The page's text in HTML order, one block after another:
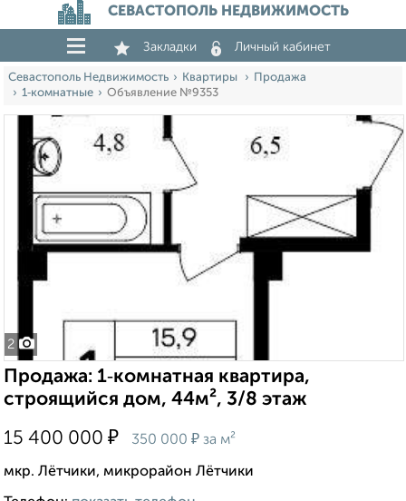
СЕВАСТОПОЛЬ НЕДВИЖИМОСТЬ
Закладки Личный кабинет
Севастополь Недвижимость Квартиры
Продажа
1‑комнатные
Объявление №9353
2
Продажа: 1‑комнатная квартира,
строящийся дом, 44м², 3/8 этаж
15 400 000 ₽ 350 000 ₽ за м²
мкр. Лётчики, микрорайон Лётчики